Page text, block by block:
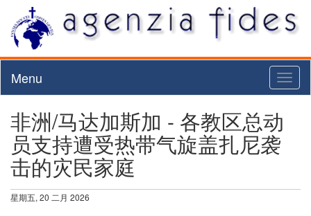
Menu
非洲/马达加斯加 - 各教区总动
员支持遭受热带气旋盖扎尼袭
击的灾民家庭
星期五, 20 二月 2026